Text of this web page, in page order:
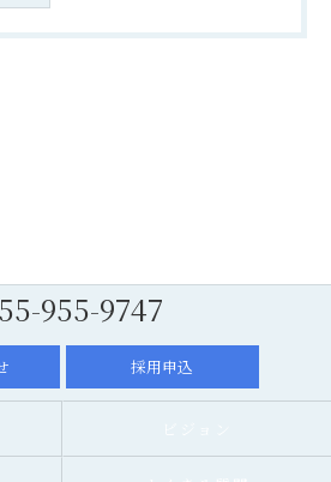
955-9747
採用申込